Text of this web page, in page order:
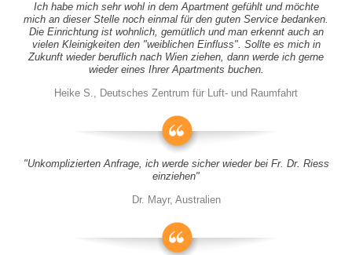
Ich habe mich sehr wohl in dem Apartment gefühlt und möchte
mich an dieser Stelle noch einmal für den guten Service bedanken.
Die Einrichtung ist wohnlich, gemütlich und man erkennt auch an
vielen Kleinigkeiten den "weiblichen Einfluss". Sollte es mich in
Zukunft wieder beruflich nach Wien ziehen, dann werde ich gerne
wieder eines Ihrer Apartments buchen.
Heike S., Deutsches Zentrum für Luft- und Raumfahrt
"Unkomplizierten Anfrage, ich werde sicher wieder bei Fr. Dr. Riess
einziehen"
Dr. Mayr, Australien